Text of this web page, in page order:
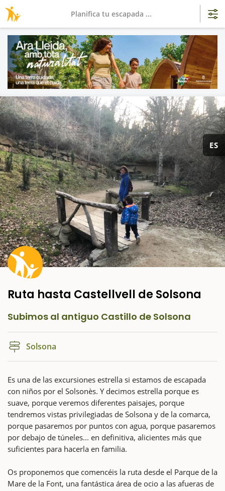
ES
Ruta hasta Castellvell de Solsona
Subimos al antiguo Castillo de Solsona
Solsona
Es una de las excursiones estrella si estamos de escapada
con niños por el Solsonès. Y decimos estrella porque es
suave, porque veremos diferentes paisajes, porque
tendremos vistas privilegiadas de Solsona y de la comarca,
porque pasaremos por puntos con agua, porque pasaremos
por debajo de túneles... en definitiva, alicientes más que
suficientes para hacerla en familia.
Os proponemos que comencéis la ruta desde el Parque de la
Mare de la Font, una fantástica área de ocio a las afueras de
Planifica tu escapada ...